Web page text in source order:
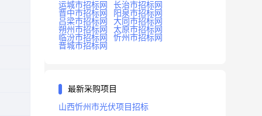
运城市招标网
长治市招标网
晋中市招标网
阳泉市招标网
吕梁市招标网
大同市招标网
朔州市招标网
太原市招标网
临汾市招标网
忻州市招标网
晋城市招标网
最新采购项目
山西忻州市光伏项目招标